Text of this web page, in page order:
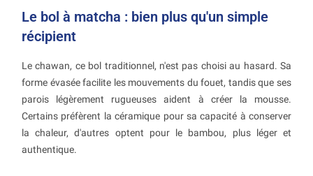
Le bol à matcha : bien plus qu'un simple
récipient
Le chawan, ce bol traditionnel, n'est pas choisi au hasard. Sa
forme évasée facilite les mouvements du fouet, tandis que ses
parois légèrement rugueuses aident à créer la mousse.
Certains préfèrent la céramique pour sa capacité à conserver
la chaleur, d'autres optent pour le bambou, plus léger et
authentique.